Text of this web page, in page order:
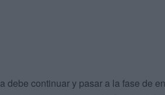
continuar y pasar a la fase de